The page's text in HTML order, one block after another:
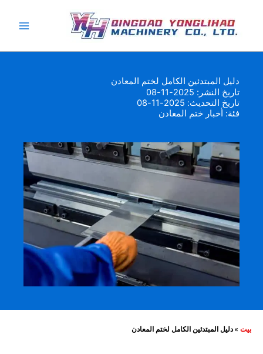
المحتوى
دليل المبتدئين الكامل لختم المعادن
تاريخ النشر: 2025-11-08
تاريخ التحديث: 2025-11-08
فئة: أخبار ختم المعادن
بيت »دليل المبتدئين الكامل لختم المعادن